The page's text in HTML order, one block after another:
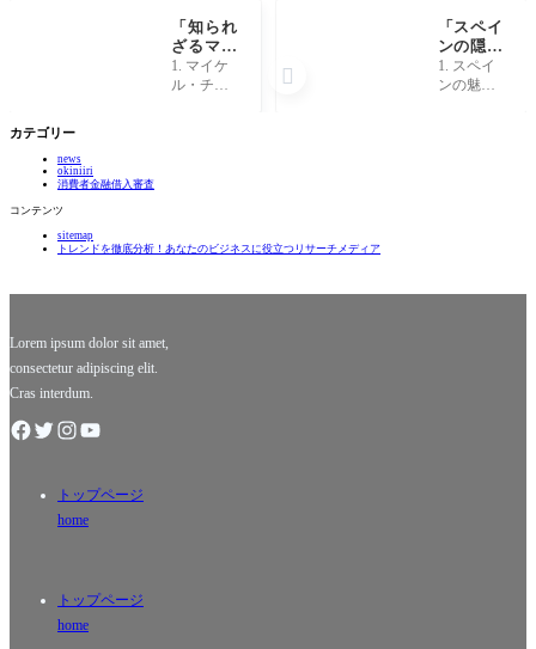
カテゴリー
news
okiniiri
消費者金融借入審査
コンテンツ
sitemap
トレンドを徹底分析！あなたのビジネスに役立つリサーチメディア
「知られ
ざるマイ
ケル・チ
ャンドラ
1. マイケ
ル・チャ
名前を聞
がない方
「スペイ
ンの隠れ
た絶景ス
ポット！
1. スペイ
ンの魅力
力がたく

Lorem ipsum dolor sit amet,
consectetur adipiscing elit.
Cras interdum.
トップページ
home
トップページ
home